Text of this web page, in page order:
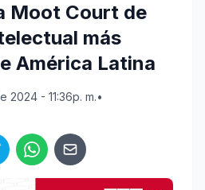
Moot Court de
más
América Latina
- 11:36p. m.•